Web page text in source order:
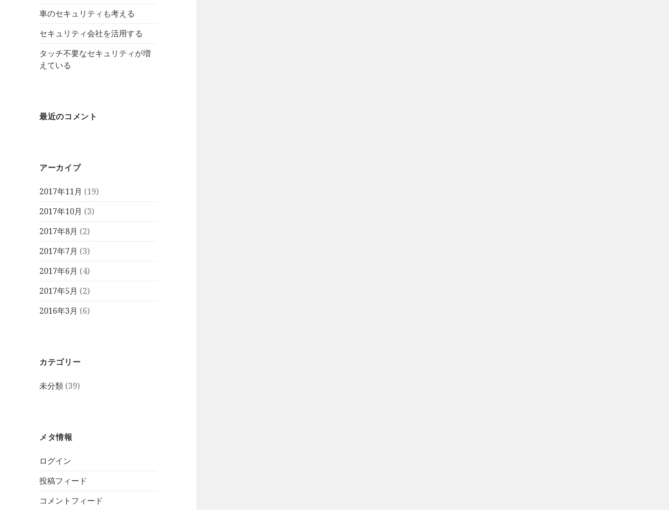
車のセキュリティも考える
セキュリティ会社を活用する
タッチ不要なセキュリティが増
えている
最近のコメント
アーカイブ
2017年11月 (19)
2017年10月 (3)
2017年8月 (2)
2017年7月 (3)
2017年6月 (4)
2017年5月 (2)
2016年3月 (6)
カテゴリー
未分類 (39)
メタ情報
ログイン
投稿フィード
コメントフィード